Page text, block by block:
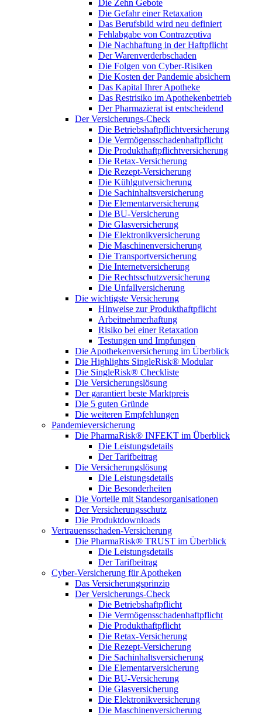
Die Zehn Gebote
Die Gefahr einer Retaxation
Das Berufsbild wird neu definiert
Fehlabgabe von Contrazeptiva
Die Nachhaftung in der Haftpflicht
Der Warenverderbschaden
Die Folgen von Cyber-Risiken
Die Kosten der Pandemie absichern
Das Kapital Ihrer Apotheke
Das Restrisiko im Apothekenbetrieb
Der Pharmazierat ist entscheidend
Der Versicherungs-Check
Die Betriebshaftpflichtversicherung
Die Vermögensschadenhaftpflicht
Die Produkthaftpflichtversicherung
Die Retax-Versicherung
Die Rezept-Versicherung
Die Kühlgutversicherung
Die Sachinhaltsversicherung
Die Elementarversicherung
Die BU-Versicherung
Die Glasversicherung
Die Elektronikversicherung
Die Maschinenversicherung
Die Transportversicherung
Die Internetversicherung
Die Rechtsschutzversicherung
Die Unfallversicherung
Die wichtigste Versicherung
Hinweise zur Produkthaftpflicht
Arbeitnehmerhaftung
Risiko bei einer Retaxation
Testungen und Impfungen
Die Apothekenversicherung im Überblick
Die Highlights SingleRisk® Modular
Die SingleRisk® Checkliste
Die Versicherungslösung
Der garantiert beste Marktpreis
Die 5 guten Gründe
Die weiteren Empfehlungen
Pandemieversicherung
Die PharmaRisk® INFEKT im Überblick
Die Leistungsdetails
Der Tarifbeitrag
Die Versicherungslösung
Die Leistungsdetails
Die Besonderheiten
Die Vorteile mit Standesorganisationen
Der Versicherungsschutz
Die Produktdownloads
Vertrauensschaden-Versicherung
Die PharmaRisk® TRUST im Überblick
Die Leistungsdetails
Der Tarifbeitrag
Cyber-Versicherung für Apotheken
Das Versicherungsprinzip
Der Versicherungs-Check
Die Betriebshaftpflicht
Die Vermögensschadenhaftpflicht
Die Produkthaftpflicht
Die Retax-Versicherung
Die Rezept-Versicherung
Die Sachinhaltsversicherung
Die Elementarversicherung
Die BU-Versicherung
Die Glasversicherung
Die Elektronikversicherung
Die Maschinenversicherung